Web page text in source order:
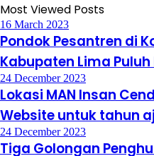
Most Viewed Posts
16 March 2023
Pondok Pesantren di
Kabupaten Lima
24 December 2023
Lokasi MAN Insan
Website untuk tahun
24 December 2023
Tiga Golongan